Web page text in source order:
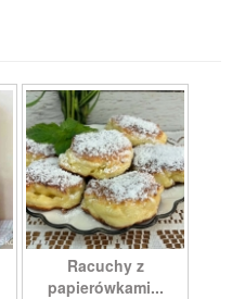
Racuchy z
papierówkami...